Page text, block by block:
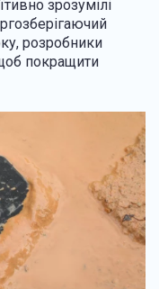
зрозумілі
розробники
покращити